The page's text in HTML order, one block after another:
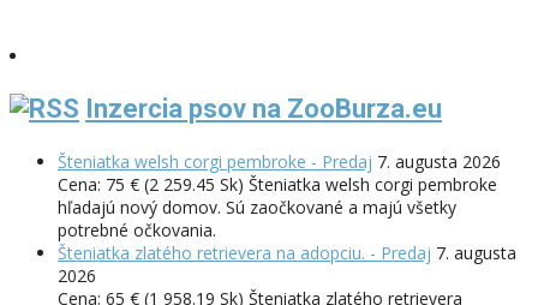
Inzercia psov na ZooBurza.eu
Šteniatka welsh corgi pembroke - Predaj 7. augusta 2026
Cena: 75 € (2 259.45 Sk) Šteniatka welsh corgi pembroke
hľadajú nový domov. Sú zaočkované a majú všetky
potrebné očkovania.
Šteniatka zlatého retrievera na adopciu. - Predaj 7. augusta
2026
Cena: 65 € (1 958.19 Sk) Šteniatka zlatého retrievera